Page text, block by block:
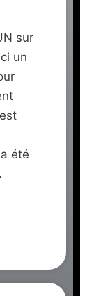
sur
un
été